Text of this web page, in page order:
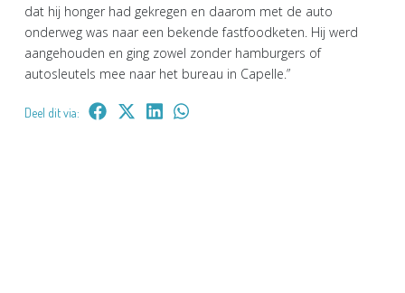
dat hij honger had gekregen en daarom met de auto
onderweg was naar een bekende fastfoodketen. Hij werd
aangehouden en ging zowel zonder hamburgers of
autosleutels mee naar het bureau in Capelle.”
Deel dit via: